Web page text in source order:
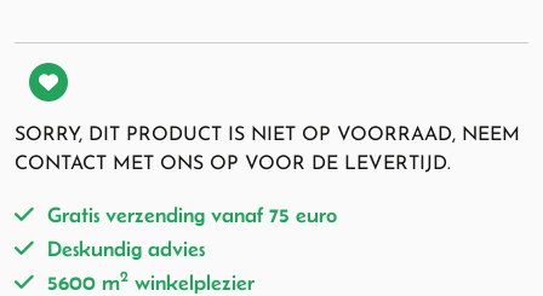
SORRY, DIT PRODUCT IS NIET OP VOORRAAD, NEEM
CONTACT MET ONS OP VOOR DE LEVERTIJD.
Gratis verzending vanaf 75 euro
Deskundig advies
5600 m2 winkelplezier